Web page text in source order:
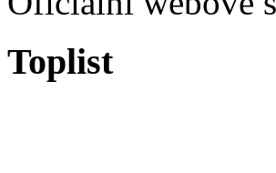
Toplist